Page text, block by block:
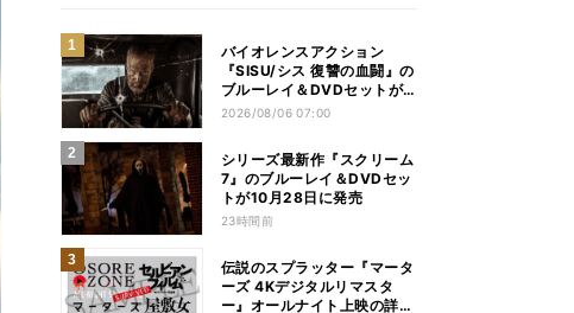
バイオレンスアクション
『SISU/シス 復讐の血闘』の
ブルーレイ＆DVDセットが
12月2日に発売
2026/08/06 07:00
シリーズ最新作『スクリーム
7』のブルーレイ＆DVDセッ
トが10月28日に発売
23時間前
伝説のスプラッター『マータ
ーズ 4Kデジタルリマスタ
ー』オールナイト上映の詳細